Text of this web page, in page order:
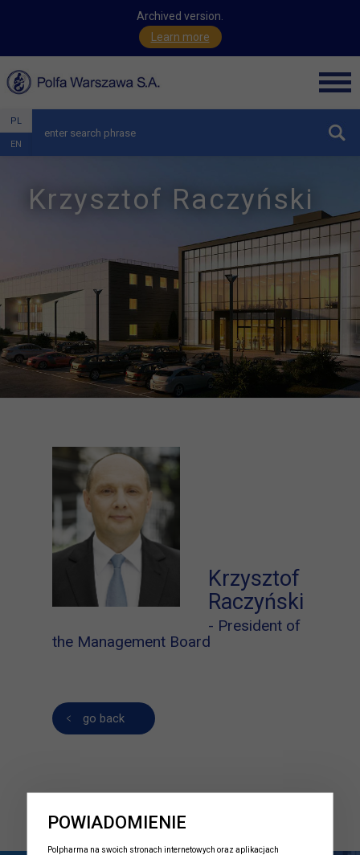
Archived version.
Learn more
PL
EN
hide
Krzysztof Raczyński
Krzysztof
Raczyński
- President of
the Management Board
go back
POWIADOMIENIE
Polpharma na swoich stronach internetowych oraz aplikacjach